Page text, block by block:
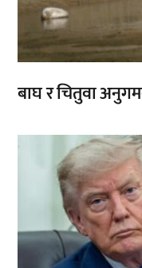
बाघ र चितुवा